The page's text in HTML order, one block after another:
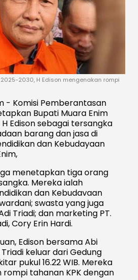
2030, H Edison mengenakan rompi
- Komisi Pemberantasan
Bupati Muara Enim
Edison sebagai tersangka
barang dan jasa di
dan Kebudayaan
menetapkan tiga orang
Mereka ialah
dan Kebudavaan
swasta yang juga
Triadi; dan marketing PT.
Cory Erin Hardi.
Edison bersama Abi
keluar dari Gedung
pukul 16.22 WIB. Mereka
tahanan KPK dengan